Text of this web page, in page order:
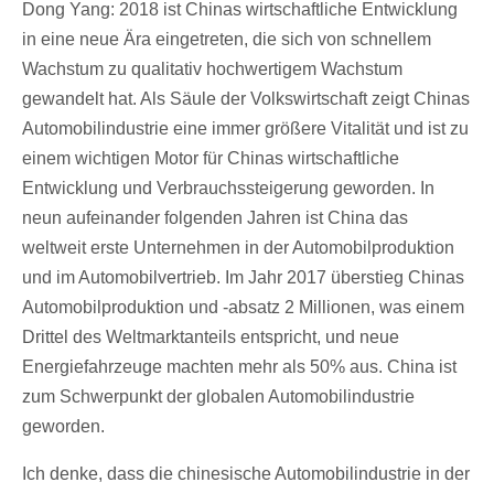
Dong Yang: 2018 ist Chinas wirtschaftliche Entwicklung
in eine neue Ära eingetreten, die sich von schnellem
Wachstum zu qualitativ hochwertigem Wachstum
gewandelt hat. Als Säule der Volkswirtschaft zeigt Chinas
Automobilindustrie eine immer größere Vitalität und ist zu
einem wichtigen Motor für Chinas wirtschaftliche
Entwicklung und Verbrauchssteigerung geworden. In
neun aufeinander folgenden Jahren ist China das
weltweit erste Unternehmen in der Automobilproduktion
und im Automobilvertrieb. Im Jahr 2017 überstieg Chinas
Automobilproduktion und -absatz 2 Millionen, was einem
Drittel des Weltmarktanteils entspricht, und neue
Energiefahrzeuge machten mehr als 50% aus. China ist
zum Schwerpunkt der globalen Automobilindustrie
geworden.
Ich denke, dass die chinesische Automobilindustrie in der